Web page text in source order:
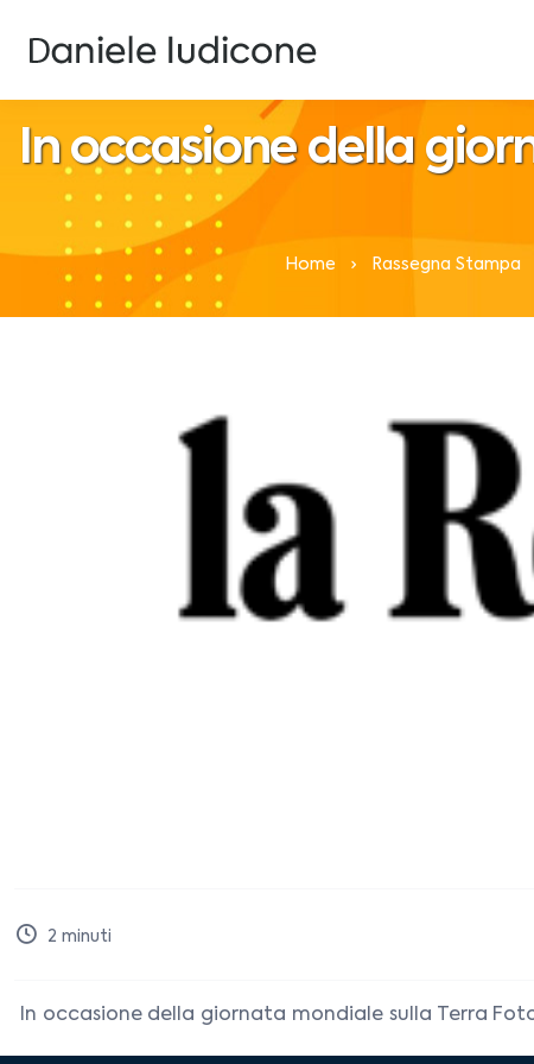
In occasione della
Home Rassegna Stampa
2 minuti
In occasione della giornata mondiale sulla Terra